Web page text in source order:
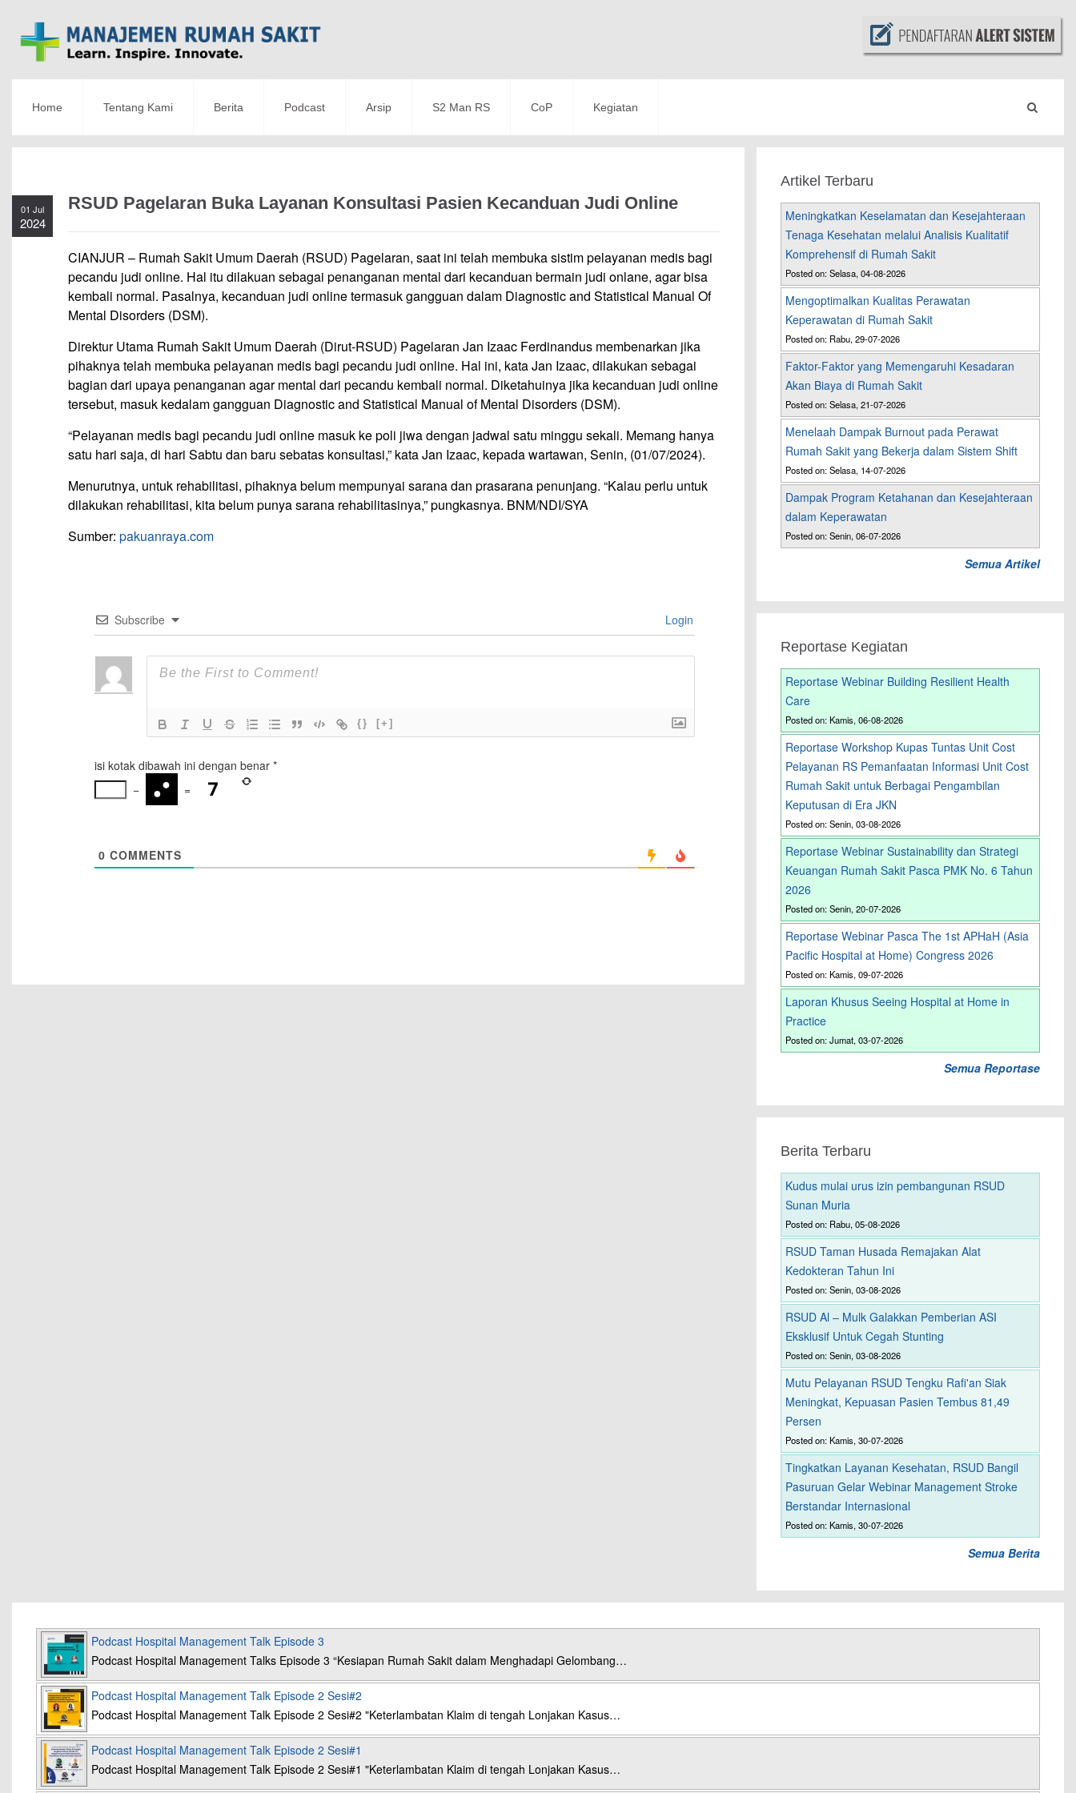
Home Tentang Kami Berita Podcast Arsip S2 Man RS CoP Kegiatan
01 Jul
2024
RSUD Pagelaran Buka Layanan Konsultasi Pasien Kecanduan Judi Online
CIANJUR – Rumah Sakit Umum Daerah (RSUD) Pagelaran, saat ini telah membuka sistim pelayanan medis bagi
pecandu judi online. Hal itu dilakuan sebagai penanganan mental dari kecanduan bermain judi onlane, agar bisa
kembali normal. Pasalnya, kecanduan judi online termasuk gangguan dalam Diagnostic and Statistical Manual Of
Mental Disorders (DSM).
Direktur Utama Rumah Sakit Umum Daerah (Dirut-RSUD) Pagelaran Jan Izaac Ferdinandus membenarkan jika
pihaknya telah membuka pelayanan medis bagi pecandu judi online. Hal ini, kata Jan Izaac, dilakukan sebagai
bagian dari upaya penanganan agar mental dari pecandu kembali normal. Diketahuinya jika kecanduan judi online
tersebut, masuk kedalam gangguan Diagnostic and Statistical Manual of Mental Disorders (DSM).
“Pelayanan medis bagi pecandu judi online masuk ke poli jiwa dengan jadwal satu minggu sekali. Memang hanya
satu hari saja, di hari Sabtu dan baru sebatas konsultasi,” kata Jan Izaac, kepada wartawan, Senin, (01/07/2024).
Menurutnya, untuk rehabilitasi, pihaknya belum mempunyai sarana dan prasarana penunjang. “Kalau perlu untuk
dilakukan rehabilitasi, kita belum punya sarana rehabilitasinya,” pungkasnya. BNM/NDI/SYA
Sumber: pakuanraya.com
Subscribe Login
{} [+]
isi kotak dibawah ini dengan benar*
−
=
0 COMMENTS
Artikel Terbaru
Meningkatkan Keselamatan dan Kesejahteraan
Tenaga Kesehatan melalui Analisis Kualitatif
Komprehensif di Rumah Sakit
Posted on: Selasa, 04-08-2026
Mengoptimalkan Kualitas Perawatan
Keperawatan di Rumah Sakit
Posted on: Rabu, 29-07-2026
Faktor-Faktor yang Memengaruhi Kesadaran
Akan Biaya di Rumah Sakit
Posted on: Selasa, 21-07-2026
Menelaah Dampak Burnout pada Perawat
Rumah Sakit yang Bekerja dalam Sistem Shift
Posted on: Selasa, 14-07-2026
Dampak Program Ketahanan dan Kesejahteraan
dalam Keperawatan
Posted on: Senin, 06-07-2026
Semua Artikel
Reportase Kegiatan
Reportase Webinar Building Resilient Health
Care
Posted on: Kamis, 06-08-2026
Reportase Workshop Kupas Tuntas Unit Cost
Pelayanan RS Pemanfaatan Informasi Unit Cost
Rumah Sakit untuk Berbagai Pengambilan
Keputusan di Era JKN
Posted on: Senin, 03-08-2026
Reportase Webinar Sustainability dan Strategi
Keuangan Rumah Sakit Pasca PMK No. 6 Tahun
2026
Posted on: Senin, 20-07-2026
Reportase Webinar Pasca The 1st APHaH (Asia
Pacific Hospital at Home) Congress 2026
Posted on: Kamis, 09-07-2026
Laporan Khusus Seeing Hospital at Home in
Practice
Posted on: Jumat, 03-07-2026
Semua Reportase
Berita Terbaru
Kudus mulai urus izin pembangunan RSUD
Sunan Muria
Posted on: Rabu, 05-08-2026
RSUD Taman Husada Remajakan Alat
Kedokteran Tahun Ini
Posted on: Senin, 03-08-2026
RSUD Al – Mulk Galakkan Pemberian ASI
Eksklusif Untuk Cegah Stunting
Posted on: Senin, 03-08-2026
Mutu Pelayanan RSUD Tengku Rafi'an Siak
Meningkat, Kepuasan Pasien Tembus 81,49
Persen
Posted on: Kamis, 30-07-2026
Tingkatkan Layanan Kesehatan, RSUD Bangil
Pasuruan Gelar Webinar Management Stroke
Berstandar Internasional
Posted on: Kamis, 30-07-2026
Semua Berita
Podcast Hospital Management Talk Episode 3
Podcast Hospital Management Talks Episode 3 “Kesiapan Rumah Sakit dalam Menghadapi Gelombang…
Podcast Hospital Management Talk Episode 2 Sesi#2
Podcast Hospital Management Talk Episode 2 Sesi#2 "Keterlambatan Klaim di tengah Lonjakan Kasus…
Podcast Hospital Management Talk Episode 2 Sesi#1
Podcast Hospital Management Talk Episode 2 Sesi#1 "Keterlambatan Klaim di tengah Lonjakan Kasus…